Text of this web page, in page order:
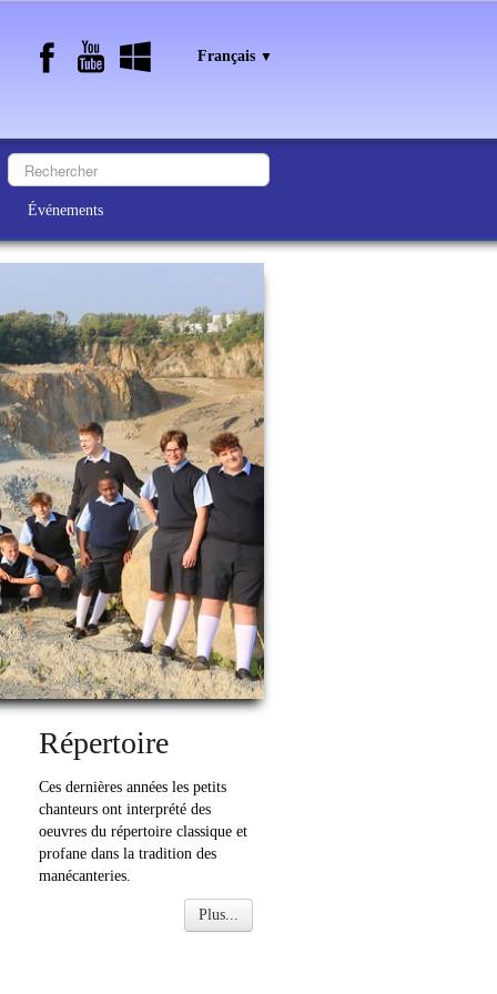
Français ▼
Événements
Répertoire
Ces dernières années les petits
chanteurs ont interprété des
oeuvres du répertoire classique et
profane dans la tradition des
manécanteries.
Plus...